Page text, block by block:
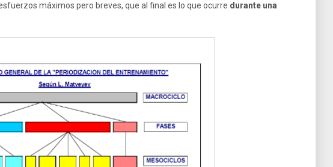
máximos pero breves, que al final es lo que ocurre durante una